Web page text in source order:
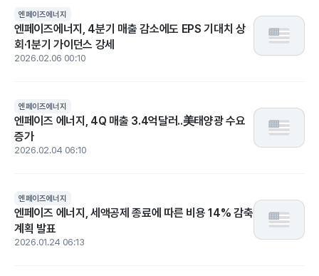
엔페이즈에너지
엔페이즈에너지, 4분기 매출 감소에도 EPS 기대치 상
회·1분기 가이던스 강세
2026.02.06 00:10
엔페이즈에너지
엔페이즈 에너지, 4Q 매출 3.4억달러..美태양광 수요
증가
2026.02.04 06:10
엔페이즈에너지
엔페이즈 에너지, 세액공제 종료에 따른 비용 14% 감축
계획 발표
2026.01.24 06:13